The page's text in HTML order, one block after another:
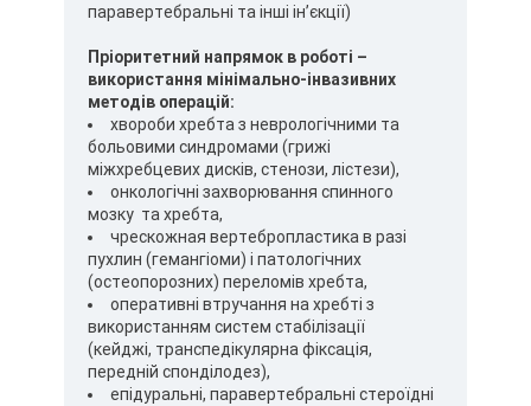
паравертебральні та інші ін’єкції)
Пріоритетний напрямок в роботі –
використання мінімально-інвазивних
методів операцій:
хвороби хребта з неврологічними та
больовими синдромами (грижі
міжхребцевих дисків, стенози, лістези),
онкологічні захворювання спинного
мозку та хребта,
чрескожная вертебропластика в разі
пухлин (гемангіоми) і патологічних
(остеопорозних) переломів хребта,
оперативні втручання на хребті з
використанням систем стабілізації
(кейджі, транспедікулярна фіксація,
передній спонділодез),
епідуральні, паравертебральні стероїдні